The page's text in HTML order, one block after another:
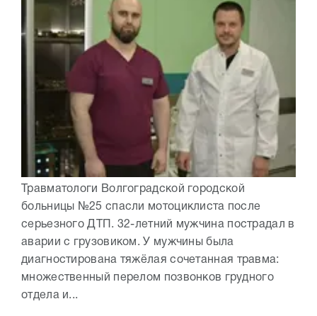
Травматологи Волгоградской городской
больницы №25 спасли мотоциклиста после
серьезного ДТП. 32-летний мужчина пострадал в
аварии с грузовиком. У мужчины была
диагностирована тяжёлая сочетанная травма:
множественный перелом позвонков грудного
отдела и...